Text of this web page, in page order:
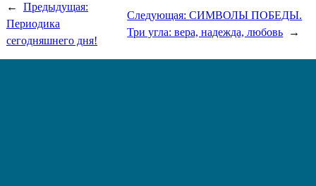
←
Предыдущая:
Периодика
сегодняшнего дня!
Следующая:СИМВОЛЫ ПОБЕДЫ.
Три угла: вера, надежда, любовь
→